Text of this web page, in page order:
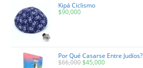
Kipá Ciclismo
$90,000
Por Qué Casarse Entre Judíos?
$66,000Original
$45,000Current